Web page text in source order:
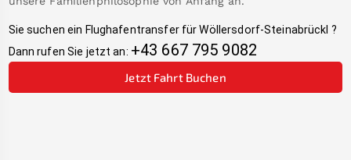
Sie suchen ein Flughafentransfer für Wöllersdorf-Steinabrückl ?
Dann rufen Sie jetzt an: +43 667 795 9082
Jetzt Fahrt Buchen